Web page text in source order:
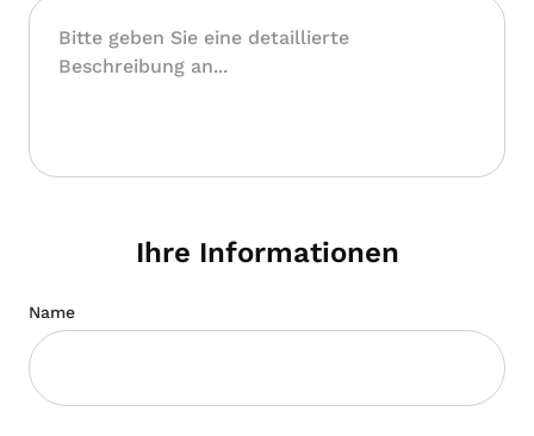
Ihre Informationen
Name